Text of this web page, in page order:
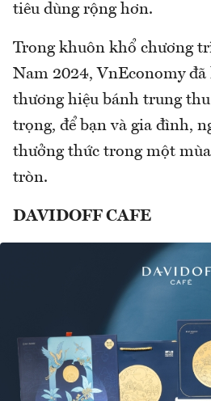
tiêu dùng rộng hơn.
Trong khuôn khổ chương
Nam 2024, VnEconomy đã
thương hiệu bánh trung
trọng, để bạn và gia đình,
thưởng thức trong một
tròn.
DAVIDOFF CAFE